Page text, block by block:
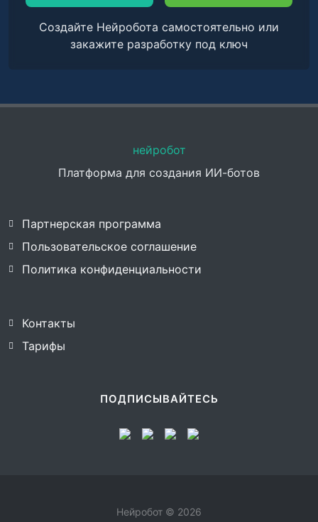
Создайте Нейробота самостоятельно или
закажите разработку под ключ
нейробот
Платформа для создания ИИ-ботов
Партнерская программа
Пользовательское соглашение
Политика конфиденциальности
Контакты
Тарифы
ПОДПИСЫВАЙТЕСЬ
Нейробот © 2026